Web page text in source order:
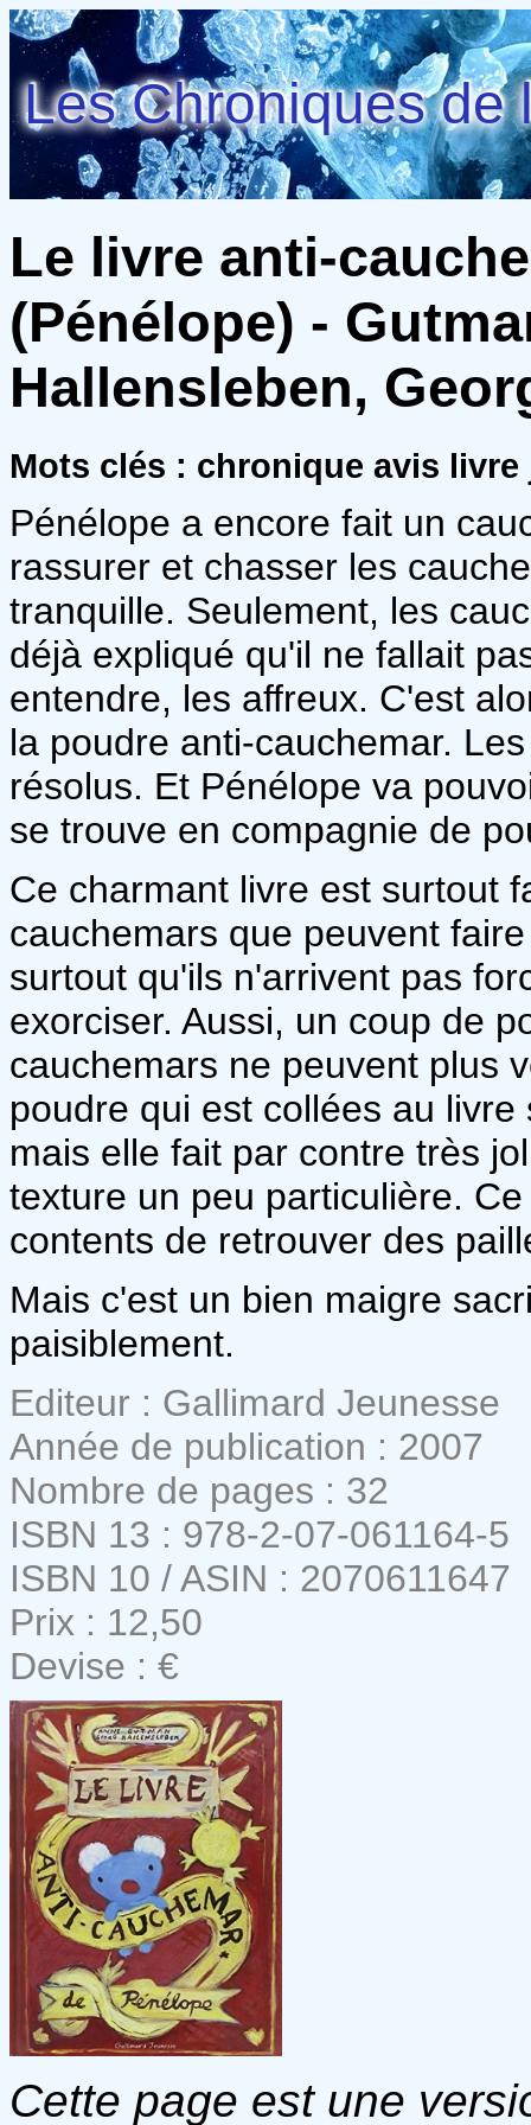
Les Chroniques de
Le livre anti-
(Pénélope) -
Hallensleben,
Mots clés : chronique avis
Pénélope a encore fait un
rassurer et chasser les
tranquille. Seulement, les
déjà expliqué qu'il ne fallait
entendre, les affreux. C'est
la poudre anti-cauchemar.
résolus. Et Pénélope va
se trouve en compagnie de
Ce charmant livre est surtout
cauchemars que peuvent
surtout qu'ils n'arrivent pas
exorciser. Aussi, un coup de
cauchemars ne peuvent plus
poudre qui est collées au
mais elle fait par contre très
texture un peu particulière.
contents de retrouver des
Mais c'est un bien maigre
paisiblement.
Editeur : Gallimard Jeunesse
Année de publication : 2007
Nombre de pages : 32
ISBN 13 : 978-2-07-061164-5
ISBN 10 / ASIN : 2070611647
Prix : 12,50
Devise : €
Cette page est une